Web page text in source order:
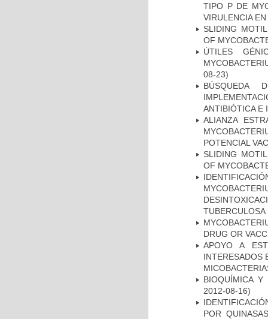
TIPO P DE
VIRULENCIA
SLIDING
OF
ÚTILES
08-23)
BÚSQUEDA
ANTIBIÓTICA E
ALIANZA
POTENCIAL
SLIDING
OF
TUBERCULOSA
DRUG OR
APOYO A
INTERESADOS
BIOQUÍMICA Y
2012-08-16)
POR